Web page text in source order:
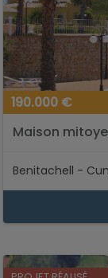
190.000 €
Maison
Benitachell -